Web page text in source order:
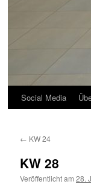
Social Media
← KW 24
KW 28
Veröffentlicht am 28.